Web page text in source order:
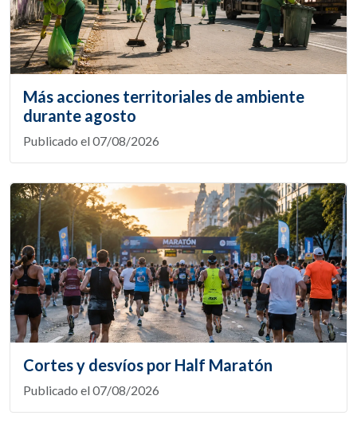
Más acciones territoriales de ambiente
durante agosto
Publicado el 07/08/2026
Cortes y desvíos por Half Maratón
Publicado el 07/08/2026